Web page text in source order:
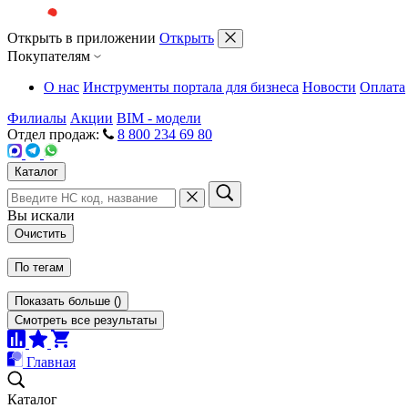
Открыть в приложении Открыть
Покупателям
О нас Инструменты портала для бизнеса Новости Оплата
Филиалы Акции BIM - модели
Отдел продаж:
8 800 234 69 80
Каталог
Вы искали
Очистить
По тегам
Показать больше ()
Смотреть все результаты
Главная
Каталог